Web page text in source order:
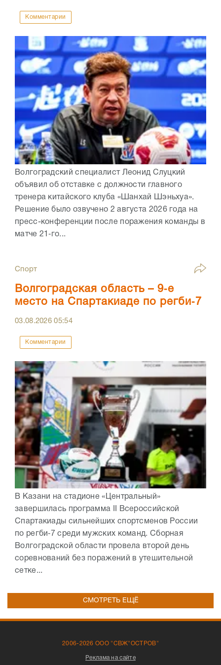
Комментарии
Волгоградский специалист Леонид Слуцкий
объявил об отставке с должности главного
тренера китайского клуба «Шанхай Шэньхуа».
Решение было озвучено 2 августа 2026 года на
пресс-конференции после поражения команды в
матче 21‑го...
Спорт
Волгоградская область – 9‑е
место на Спартакиаде по регби‑7
03.08.202605:54
Комментарии
В Казани на стадионе «Центральный»
завершилась программа II Всероссийской
Спартакиады сильнейших спортсменов России
по регби‑7 среди мужских команд. Сборная
Волгоградской области провела второй день
соревнований без поражений в утешительной
сетке...
СМОТРЕТЬ ЕЩЁ
2006-2026 ООО "СВЖ"ОСТРОВ"
Реклама на сайте